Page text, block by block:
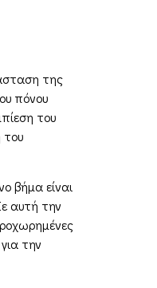
της
πόνου
του
του
βήμα είναι
αυτή την
την